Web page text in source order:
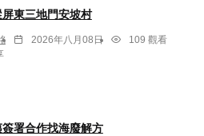
東三地門安坡村
2026年八月08日
109 觀看
署合作找海廢解方